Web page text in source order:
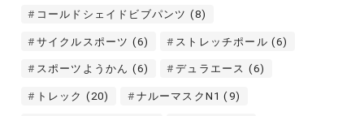
コールドシェイドビブパンツ (8)
サイクルスポーツ (6) ストレッチポール (6)
スポーツようかん (6) デュラエース (6)
トレック (20) ナルーマスクN1 (9)